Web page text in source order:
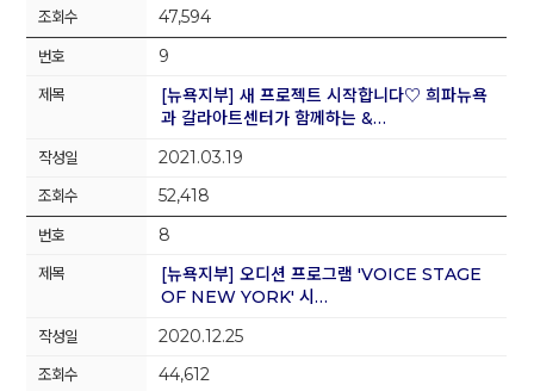
47,594
9
[뉴욕지부] 새 프로젝트 시작합니다♡ 희파뉴욕
과 갈라아트센터가 함께하는 &…
2021.03.19
52,418
8
[뉴욕지부] 오디션 프로그램 'VOICE STAGE
OF NEW YORK' 시…
2020.12.25
44,612